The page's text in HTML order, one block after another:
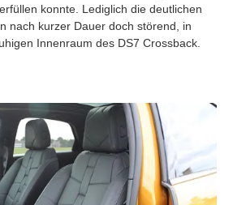
konnte. Lediglich die deutlichen
nach kurzer Dauer doch störend, in
Innenraum des DS7 Crossback.